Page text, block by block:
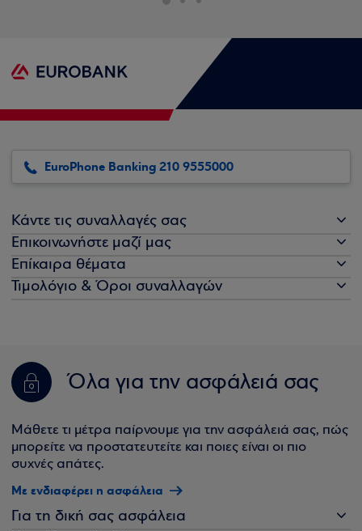
EuroPhone Banking 210 9555000
Κάντε τις συναλλαγές σας
Επικοινωνήστε μαζί μας
Επίκαιρα θέματα
Τιμολόγιο & Όροι συναλλαγών
Όλα για την ασφάλειά σας
Μάθετε τι μέτρα παίρνουμε για την ασφάλειά σας, πώς
μπορείτε να προστατευτείτε και ποιες είναι οι πιο
συχνές απάτες.
Με ενδιαφέρει η ασφάλεια
Για τη δική σας ασφάλεια